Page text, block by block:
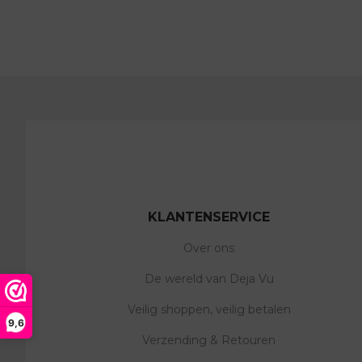
9,6
KLANTENSERVICE
Over ons
De wereld van Deja Vu
Veilig shoppen, veilig betalen
Verzending & Retouren